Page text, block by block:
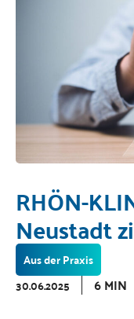
RHÖN-
Neustadt
Aus der Praxis
30.06.2025
6 MIN